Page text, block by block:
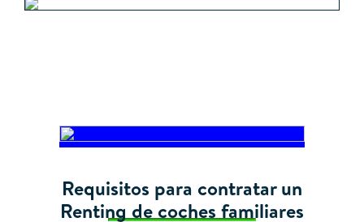
Requisitos para contratar un
Renting de coches familiares